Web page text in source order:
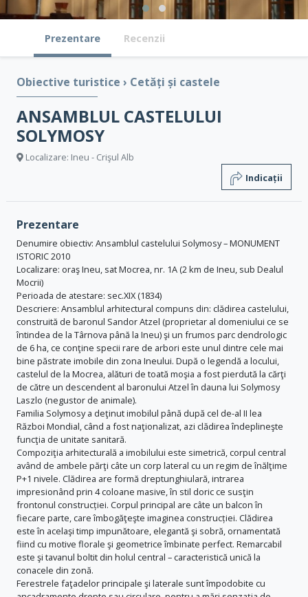
Prezentare Recenzii
Obiective turistice › Cetăți și castele
ANSAMBLUL CASTELULUI
SOLYMOSY
Localizare: Ineu - Crişul Alb
Indicații
Prezentare
Denumire obiectiv: Ansamblul castelului Solymosy – MONUMENT
ISTORIC 2010
Localizare: oraş Ineu, sat Mocrea, nr. 1A (2 km de Ineu, sub Dealul
Mocrii)
Perioada de atestare: sec.XIX (1834)
Descriere: Ansamblul arhitectural compuns din: clădirea castelului,
construită de baronul Sandor Atzel (proprietar al domeniului ce se
întindea de la Târnova până la Ineu) şi un frumos parc dendrologic
de 6 ha, ce conţine specii rare de arbori este unul dintre cele mai
bine păstrate imobile din zona Ineului. După o legendă a locului,
castelul de la Mocrea, alături de toată moşia a fost pierdută la cărţi
de către un descendent al baronului Atzel în dauna lui Solymosy
Laszlo (negustor de animale).
Familia Solymosy a deţinut imobilul până după cel de-al II lea
Război Mondial, când a fost naţionalizat, azi clădirea îndeplineşte
funcţia de unitate sanitară.
Compoziţia arhitecturală a imobilului este simetrică, corpul central
având de ambele părţi câte un corp lateral cu un regim de înălţime
P+1 nivele. Clădirea are formă dreptunghiulară, intrarea
impresionând prin 4 coloane masive, în stil doric ce susţin
frontonul construcției. Corpul principal are câte un balcon în
fiecare parte, care îmbogăţeşte imaginea construcției. Clădirea
este în acelaşi timp impunătoare, elegantă şi sobră, ornamentată
fiind cu motive florale şi geometrice îmbinate perfect. Remarcabil
este şi tavanul boltit din holul central – caracteristică unică la
conacele din zonă.
Ferestrele faţadelor principale şi laterale sunt împodobite cu